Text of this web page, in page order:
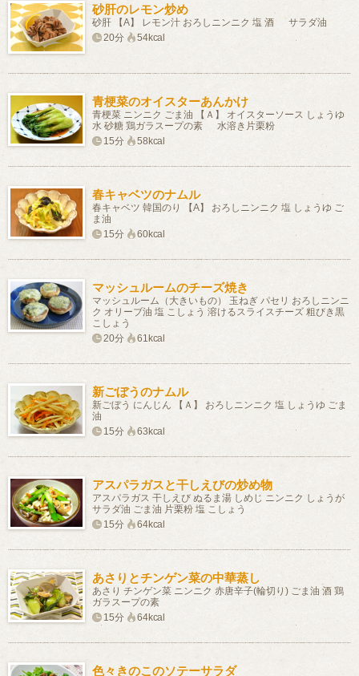
砂肝のレモン炒め
砂肝 【A】 レモン汁 おろしニンニク 塩 酒 サラダ油
20分
54kcal
青梗菜のオイスターあんかけ
青梗菜 ニンニク ごま油 【Ａ】 オイスターソース しょうゆ
水 砂糖 鶏ガラスープの素 水溶き片栗粉
15分
58kcal
春キャベツのナムル
春キャベツ 韓国のり 【A】 おろしニンニク 塩 しょうゆ ご
ま油
15分
60kcal
マッシュルームのチーズ焼き
マッシュルーム（大きいもの） 玉ねぎ パセリ おろしニンニ
ク オリーブ油 塩 こしょう 溶けるスライスチーズ 粗びき黒
こしょう
20分
61kcal
新ごぼうのナムル
新ごぼう にんじん 【Ａ】 おろしニンニク 塩 しょうゆ ごま
油
15分
63kcal
アスパラガスと干しえびの炒め物
アスパラガス 干しえび ぬるま湯 しめじ ニンニク しょうが
サラダ油 ごま油 片栗粉 塩 こしょう
15分
64kcal
あさりとチンゲン菜の中華蒸し
あさり チンゲン菜 ニンニク 赤唐辛子(輪切り) ごま油 酒 鶏
ガラスープの素
15分
64kcal
色々きのこのソテーサラダ